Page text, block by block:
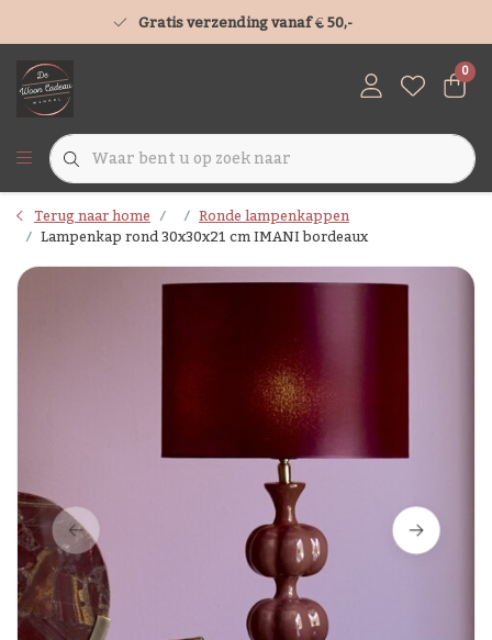
Gratis verzending vanaf € 50,-
0
Terug naar home Ronde lampenkappen
Lampenkap rond 30x30x21 cm IMANI bordeaux